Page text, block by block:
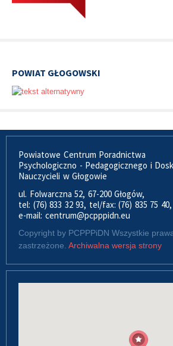
POWIAT GŁOGOWSKI
Powiatowe Centrum Poradnictwa
Psychologiczno - Pedagogicznego i
Nauczycieli w Głogowie
ul. Folwarczna 52, 67-200 Głogów,
tel: (76) 833 32 93, tel/fax: (76) 835 75 40,
e-mail: centrum@pcpppidn.eu
Copyright by PCPPPiDN Wszystkie
zastrzeżone. Archiwalna wersja strony